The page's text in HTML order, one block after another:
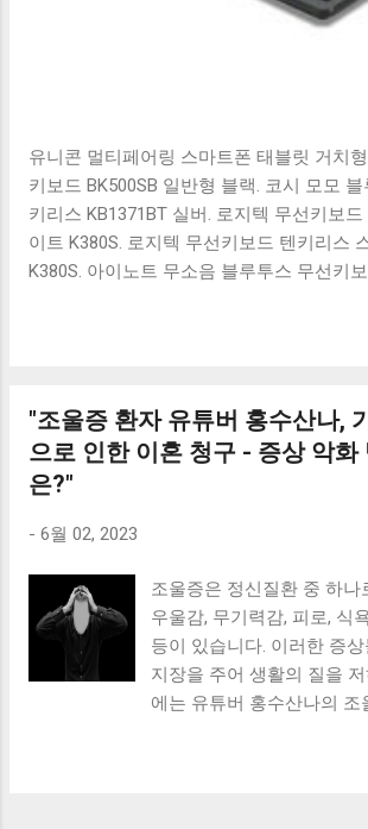
유니콘 멀티페어링 스마트폰 태블릿 거치
키보드 BK500SB 일반형 블랙. 코시 모모
키리스 KB1371BT 실버. 로지텍 무선키보
이트 K380S. 로지텍 무선키보드 텐키리스
K380S. 아이노트 무소음 블루투스 무선키보
OABTKBDA 퓨어 화이트. 코시 베이직 블
랙. 큐센 멤브레인 무선 키보드 블랙 K1000
키보드 구매를 고려하실 때, 추가 할인 혜택
다양한 할인 혜택과 빠른배송 혜택을 놓치
인해보세요. 추가할인 확인하기 상품 하나
도 많고, 가격도 다양해서 결정이 많이 어려
없습니다. 다양한 상품들을 상세스펙 과 가
해서 구매하실 수 있도록 순위 추천 해드릴
러가기 추천상품 Best 유니콘 멀티페어링
거치형 저소음 블루투스 키보드, BK-
니콘 멀티페어링 스마트폰 태...
"조울증 환자 유튜버 홍수산나,
으로 인한 이혼 청구 - 증상 악화
은?"
- 6월 02, 2023
조울증은 정신질환 중 하나
우울감, 무기력감, 피로, 식
등이 있습니다. 이러한 증
지장을 주어 생활의 질을
에는 유튜버 홍수산나의 조
폭력과 조울증의 상관관계